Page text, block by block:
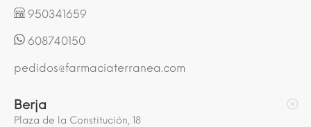
950341659
608740150
pedidos@farmaciaterranea.com
Berja
Plaza de la Constitución, 18